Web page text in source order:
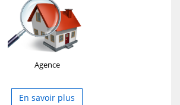
Agence
En savoir plus